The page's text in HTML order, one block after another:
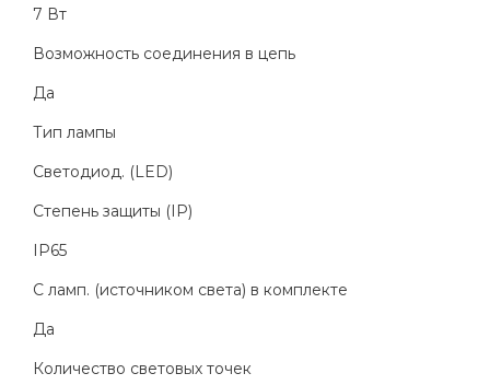
7 Вт
Возможность соединения в цепь
Да
Тип лампы
Светодиод. (LED)
Степень защиты (IP)
IP65
С ламп. (источником света) в комплекте
Да
Количество световых точек